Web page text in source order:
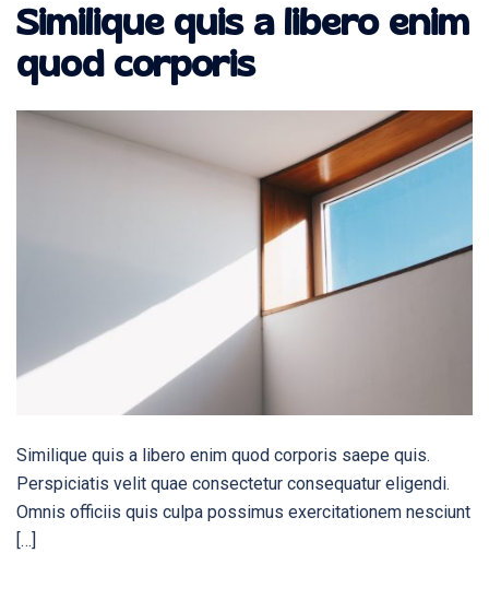
Similique quis a libero enim
quod corporis
Similique quis a libero enim quod corporis saepe quis.
Perspiciatis velit quae consectetur consequatur eligendi.
Omnis officiis quis culpa possimus exercitationem nesciunt
[…]